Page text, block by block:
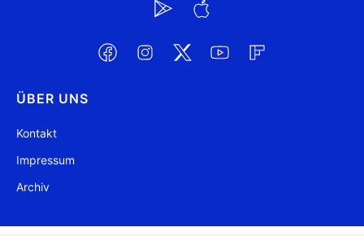
ÜBER UNS
Kontakt
Impressum
Archiv